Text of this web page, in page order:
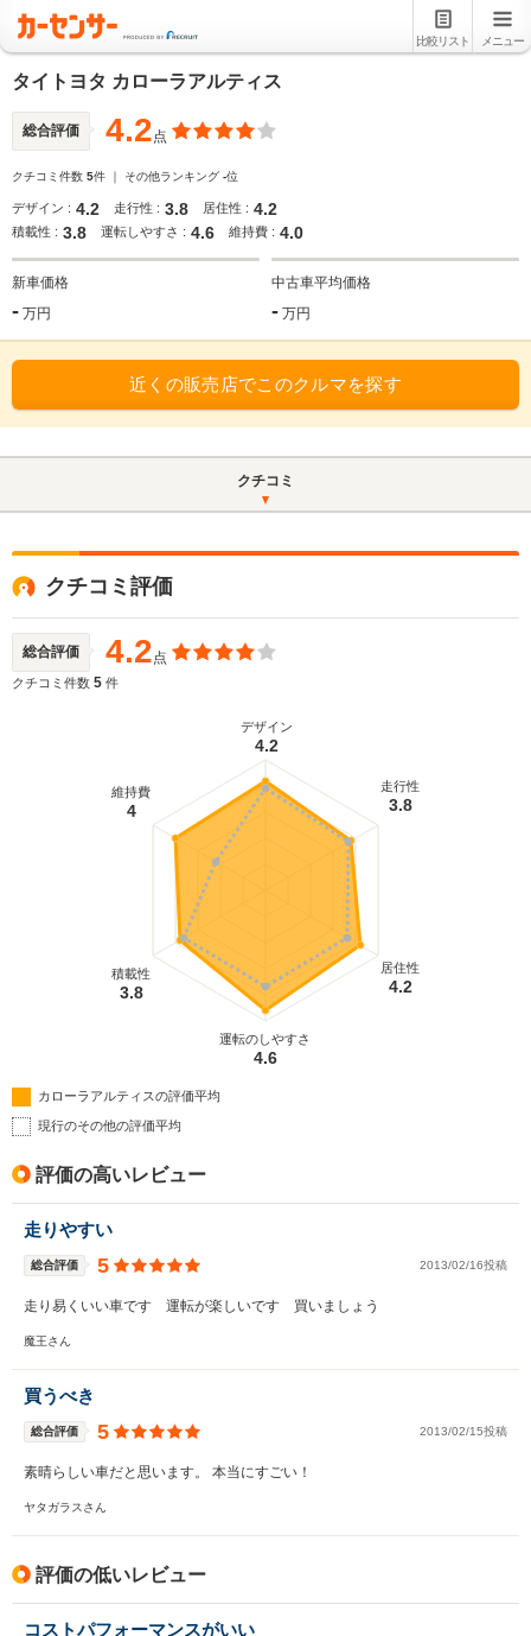
比較リスト メニュー
タイトヨタ カローラアルティス
総合評価 4.2点
クチコミ件数 5件 ｜ その他ランキング -位
デザイン : 4.2 走行性 : 3.8 居住性 : 4.2
積載性 : 3.8 運転しやすさ : 4.6 維持費 : 4.0
新車価格
- 万円
中古車平均価格
- 万円
近くの販売店でこのクルマを探す
クチコミ
クチコミ評価
総合評価 4.2点
クチコミ件数 5 件
デザイン
4.2
走行性
3.8
居住性
4.2
運転のしやすさ
4.6
積載性
3.8
維持費
4
カローラアルティスの評価平均
現行のその他の評価平均
評価の高いレビュー
走りやすい
総合評価 5 2013/02/16投稿
走り易くいい車です 運転が楽しいです 買いましょう
魔王さん
買うべき
総合評価 5 2013/02/15投稿
素晴らしい車だと思います。 本当にすごい！
ヤタガラスさん
評価の低いレビュー
コストパフォーマンスがいい